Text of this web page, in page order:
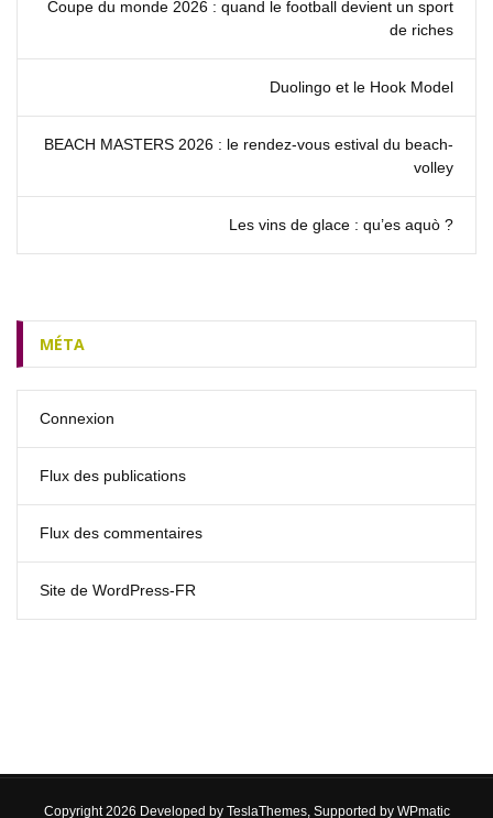
Coupe du monde 2026 : quand le football devient un sport
de riches
Duolingo et le Hook Model
BEACH MASTERS 2026 : le rendez‑vous estival du beach-
volley
Les vins de glace : qu’es aquò ?
MÉTA
Connexion
Flux des publications
Flux des commentaires
Site de WordPress-FR
Copyright 2026 Developed by TeslaThemes, Supported by WPmatic